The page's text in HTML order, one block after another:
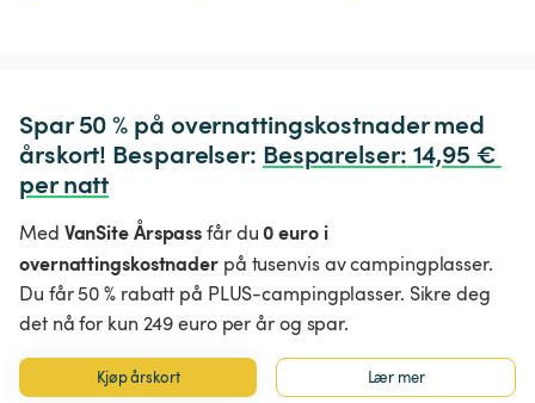
Spar 50 % på overnattingskostnader med
årskort! Besparelser: Besparelser: 14,95 €
per natt
Med VanSite Årspassfår du0 euro i
overnattingskostnaderpå tusenvis av campingplasser.
Du får 50 % rabatt på PLUS-campingplasser. Sikre deg
det nå for kun 249 euro per år og spar.
Kjøp årskort Lær mer